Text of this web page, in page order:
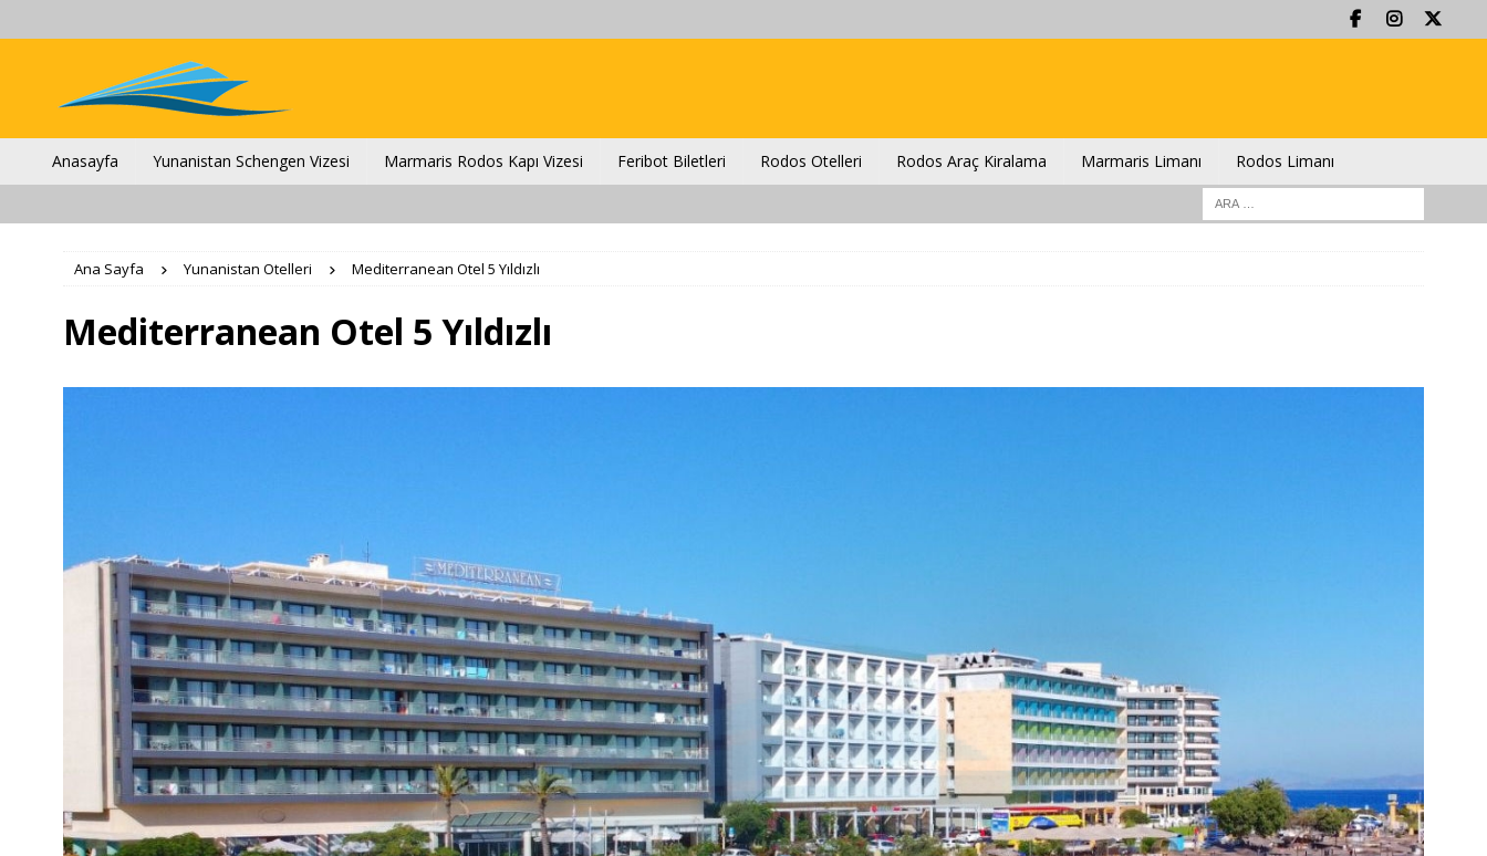
Anasayfa Yunanistan Schengen Vizesi Marmaris Rodos Kapı Vizesi Feribot Biletleri Rodos Otelleri Rodos Araç Kiralama Marmaris Limanı Rodos Limanı
Ana Sayfa Yunanistan Otelleri Mediterranean Otel 5 Yıldızlı
Mediterranean Otel 5 Yıldızlı